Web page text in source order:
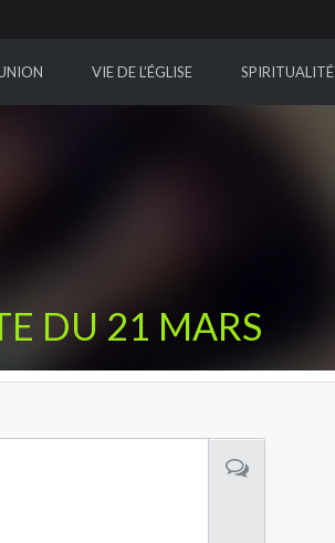
VIE DE L’ÉGLISE SPIRITUALITÉ
DU 21 MARS